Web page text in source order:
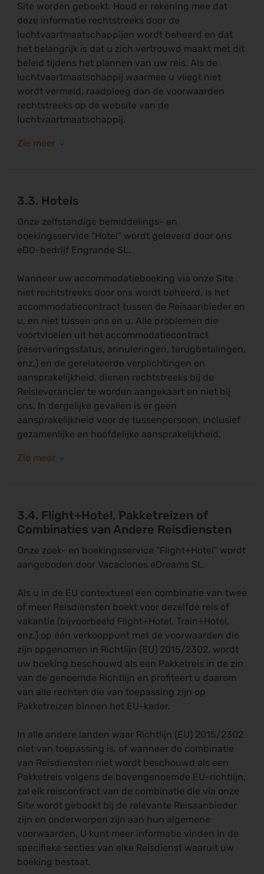
Site worden geboekt. Houd er rekening mee dat
deze informatie rechtstreeks door de
luchtvaartmaatschappijen wordt beheerd en dat
het belangrijk is dat u zich vertrouwd maakt met dit
beleid tijdens het plannen van uw reis. Als de
luchtvaartmaatschappij waarmee u vliegt niet
wordt vermeld, raadpleeg dan de voorwaarden
rechtstreeks op de website van de
luchtvaartmaatschappij.
3.3. Hotels
Onze zelfstandige bemiddelings- en
boekingsservice “Hotel” wordt geleverd door ons
eDO-bedrijf Engrande SL.
Wanneer uw accommodatieboeking via onze Site
niet rechtstreeks door ons wordt beheerd, is het
accommodatiecontract tussen de Reisaanbieder en
u, en niet tussen ons en u. Alle problemen die
voortvloeien uit het accommodatiecontract
(reserveringsstatus, annuleringen, terugbetalingen,
enz.) en de gerelateerde verplichtingen en
aansprakelijkheid, dienen rechtstreeks bij de
Reisleverancier te worden aangekaart en niet bij
ons. In dergelijke gevallen is er geen
aansprakelijkheid voor de tussenpersoon, inclusief
gezamenlijke en hoofdelijke aansprakelijkheid.
3.4. Flight+Hotel, Pakketreizen of
Combinaties van Andere Reisdiensten
Onze zoek- en boekingsservice “Flight+Hotel” wordt
aangeboden door Vacaciones eDreams SL.
Als u in de EU contextueel een combinatie van twee
of meer Reisdiensten boekt voor dezelfde reis of
vakantie (bijvoorbeeld Flight+Hotel, Train+Hotel,
enz.) op één verkooppunt met de voorwaarden die
zijn opgenomen in Richtlijn (EU) 2015/2302, wordt
uw boeking beschouwd als een Pakketreis in de zin
van de genoemde Richtlijn en profiteert u daarom
van alle rechten die van toepassing zijn op
Pakketreizen binnen het EU-kader.
In alle andere landen waar Richtlijn (EU) 2015/2302
niet van toepassing is, of wanneer de combinatie
van Reisdiensten niet wordt beschouwd als een
Pakketreis volgens de bovengenoemde EU-richtlijn,
zal elk reiscontract van de combinatie die via onze
Site wordt geboekt bij de relevante Reisaanbieder
zijn en onderworpen zijn aan hun algemene
voorwaarden. U kunt meer informatie vinden in de
specifieke secties van elke Reisdienst waaruit uw
boeking bestaat.